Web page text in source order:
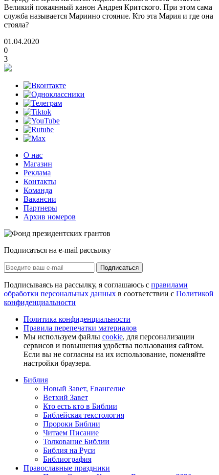
Великий покаянный канон Андрея Критского. При этом сама
служба называется Мариино стояние. Кто эта Мария и где она
стояла?
01.04.2020
0
3
О нас
Магазин
Реклама
Контакты
Команда
Вакансии
Партнеры
Архив номеров
Подписаться на e-mail рассылку
Подписаться
Подписываясь на рассылку, я соглашаюсь с правилами
обработки персональных данных в соответствии с Политикой
конфиденциальности
Политика конфиденциальности
Правила перепечатки материалов
Мы используем файлы cookie, для персонализации
сервисов и повышения удобства пользования сайтом.
Если вы не согласны на их использование, поменяйте
настройки браузера.
Библия
Новый Завет, Евангелие
Ветхий Завет
Кто есть кто в Библии
Библейская текстология
Пророки Библии
Читаем Писание
Толкование Библии
Библия на Руси
Библиография
Православные праздники